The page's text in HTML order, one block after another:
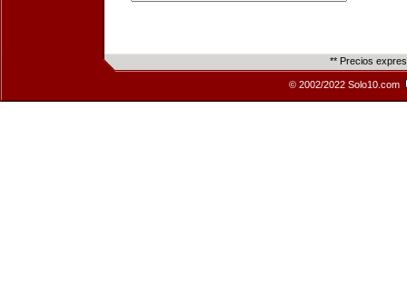
** Precios
© 2002/2022 Solo10.com